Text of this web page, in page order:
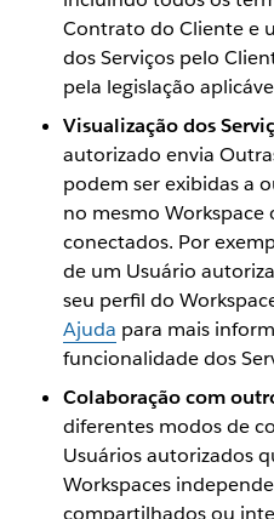
Contrato do Cliente e
dos Serviços pelo
pela legislação
Visualização dos
autorizado envia
podem ser exibidas a
no mesmo Workspace
conectados. Por
de um Usuário
seu perfil do
Ajuda para mais
funcionalidade dos
Colaboração com
diferentes modos de
Usuários autorizados
Workspaces
compartilhados ou